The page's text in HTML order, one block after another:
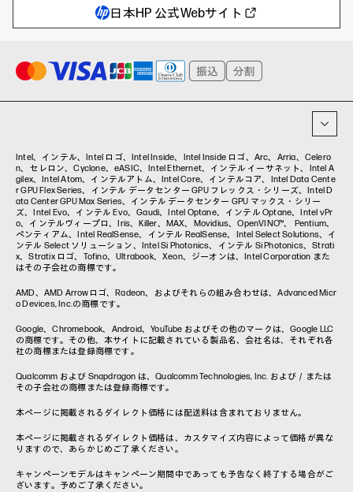
ハイブリッドワーク
プリンター
Poly
WXP（DEXツール）
タグ一覧
日本HP 公式Webサイト
Intel、インテル、Intel ロゴ、Intel Inside、Intel Inside ロゴ、Arc、Arria、Celero
n、セレロン、Cyclone、eASIC、Intel Ethernet、インテル イーサネット、Intel A
gilex、Intel Atom、インテルアトム、Intel Core、インテルコア、Intel Data Cente
r GPU Flex Series、インテル データセンター GPU フレックス・シリーズ、Intel D
ata Center GPU Max Series、インテル データセンター GPU マックス・シリー
ズ、Intel Evo、インテル Evo、Gaudi、Intel Optane、インテル Optane、Intel vPr
o、インテルヴィープロ、Iris、Killer、MAX、Movidius、OpenVINO™、 Pentium、
ペンティアム、Intel RealSense、インテル RealSense、Intel Select Solutions、イ
ンテル Select ソリューション、Intel Si Photonics、インテル Si Photonics、Strati
x、Stratix ロゴ、Tofino、Ultrabook、Xeon、ジーオンは、Intel Corporation また
はその子会社の商標です。
AMD、AMD Arrowロゴ、Radeon、およびそれらの組み合わせは、Advanced Micr
o Devices, Inc.の商標です。
Google、Chromebook、Android、YouTube およびその他のマークは、Google LLC
の商標です。その他、本サイトに記載されている製品名、会社名は、それぞれ各
社の商標または登録商標です。
Qualcomm および Snapdragon は、Qualcomm Technologies, Inc. および／または
その子会社の商標または登録商標です。
本ページに掲載されるダイレクト価格には配送料は含まれておりません。
本ページに掲載されるダイレクト価格は、カスタマイズ内容によって価格が異な
りますので、あらかじめご了承ください。
キャンペーンモデルはキャンペーン期間中であっても予告なく終了する場合がご
ざいます。予めご了承ください。